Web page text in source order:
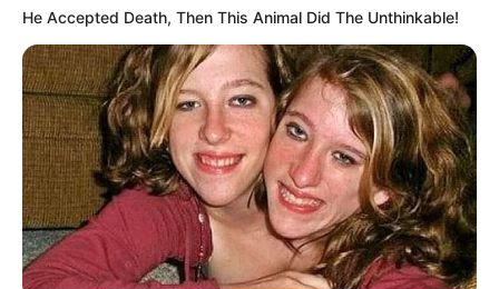
He Accepted Death, Then This Animal Did The Unthinkable!